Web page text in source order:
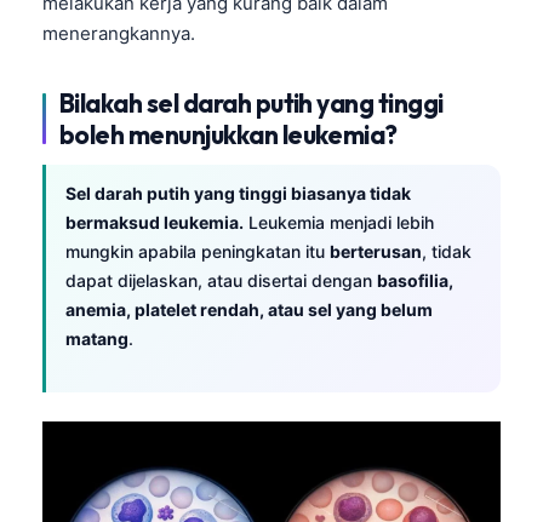
menerangkannya.
Bilakah sel darah putih yang tinggi
boleh menunjukkan leukemia?
Sel darah putih yang tinggi biasanya tidak
bermaksud leukemia. Leukemia menjadi lebih
mungkin apabila peningkatan itu berterusan, tidak
dapat dijelaskan, atau disertai dengan basofilia,
anemia, platelet rendah, atau sel yang belum
matang.